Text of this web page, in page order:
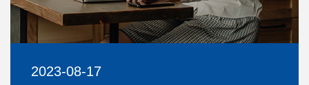
2023-08-17